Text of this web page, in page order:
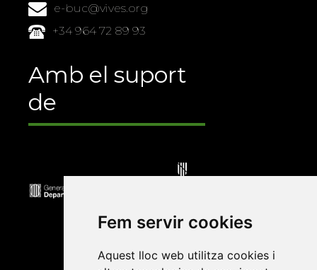
Fem servir cookies
Aquest lloc web utilitza cookies i
e-buc@vives.org
+34 964 72 89 93
Amb el suport
de